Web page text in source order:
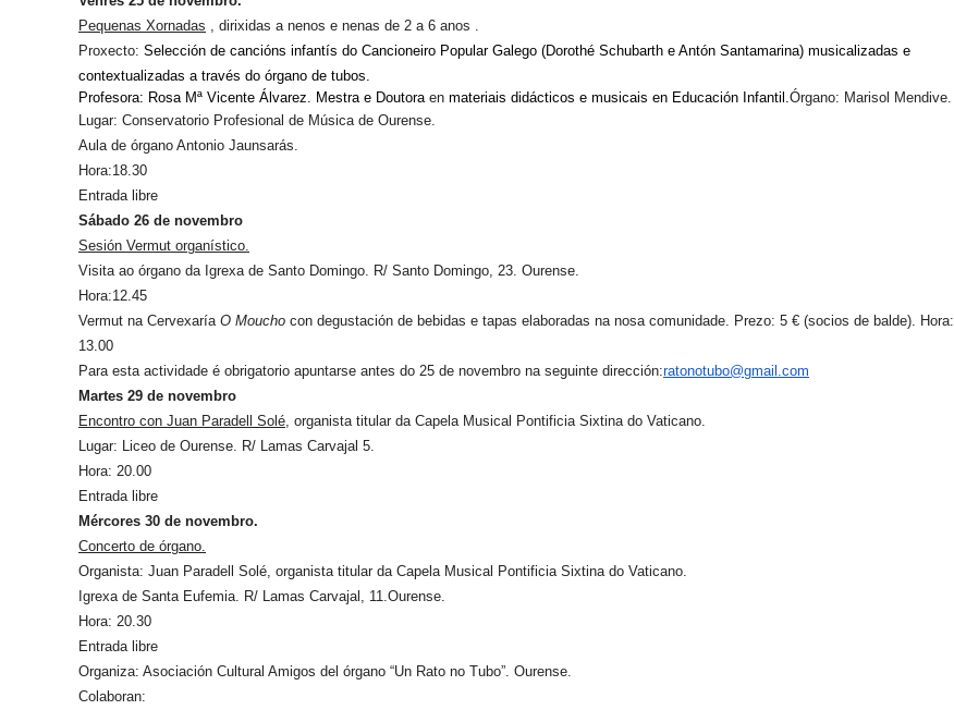
Pequenas Xornadas , dirixidas a nenos e nenas de 2 a 6 anos .
Proxecto: Selección de cancións infantís do Cancioneiro Popular Galego (Dorothé Schubarth e Antón Santamarina) musicalizadas e
contextualizadas a través do órgano de tubos.
Profesora: Rosa Mª Vicente Álvarez. Mestra e Doutora en materiais didácticos e musicais en Educación Infantil. Órgano: Marisol Mendive.
Lugar: Conservatorio Profesional de Música de Ourense.
Aula de órgano Antonio Jaunsarás.
Hora:18.30
Entrada libre
Sábado 26 de novembro
Sesión Vermut organístico.
Visita ao órgano da Igrexa de Santo Domingo. R/ Santo Domingo, 23. Ourense.
Hora:12.45
Vermut na Cervexaría O Moucho con degustación de bebidas e tapas elaboradas na nosa comunidade. Prezo: 5 € (socios de balde). Hora:
13.00
Para esta actividade é obrigatorio apuntarse antes do 25 de novembro na seguinte dirección:ratonotubo@gmail.com
Martes 29 de novembro
Encontro con Juan Paradell Solé , organista titular da Capela Musical Pontificia Sixtina do Vaticano.
Lugar: Liceo de Ourense. R/ Lamas Carvajal 5.
Hora: 20.00
Entrada libre
Mércores 30 de novembro.
Concerto de órgano.
Organista: Juan Paradell Solé, organista titular da Capela Musical Pontificia Sixtina do Vaticano.
Igrexa de Santa Eufemia. R/ Lamas Carvajal, 11.Ourense.
Hora: 20.30
Entrada libre
Organiza: Asociación Cultural Amigos del órgano “Un Rato no Tubo”. Ourense.
Colaboran: